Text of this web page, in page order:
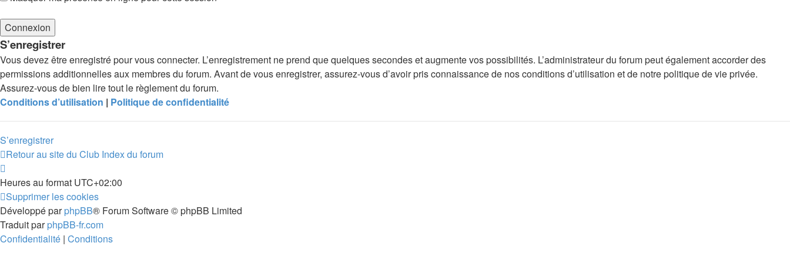
S’enregistrer
Vous devez être enregistré pour vous connecter. L’enregistrement ne prend que quelques secondes et augmente vos possibilités. L’administrateur du forum peut également accorder des
permissions additionnelles aux membres du forum. Avant de vous enregistrer, assurez-vous d’avoir pris connaissance de nos conditions d’utilisation et de notre politique de vie privée.
Assurez-vous de bien lire tout le règlement du forum.
Conditions d’utilisation | Politique de confidentialité
S’enregistrer
Retour au site du Club Index du forum
Heures au format UTC+02:00
Supprimer les cookies
Développé parphpBB® Forum Software © phpBB Limited
Traduit parphpBB-fr.com
Confidentialité | Conditions